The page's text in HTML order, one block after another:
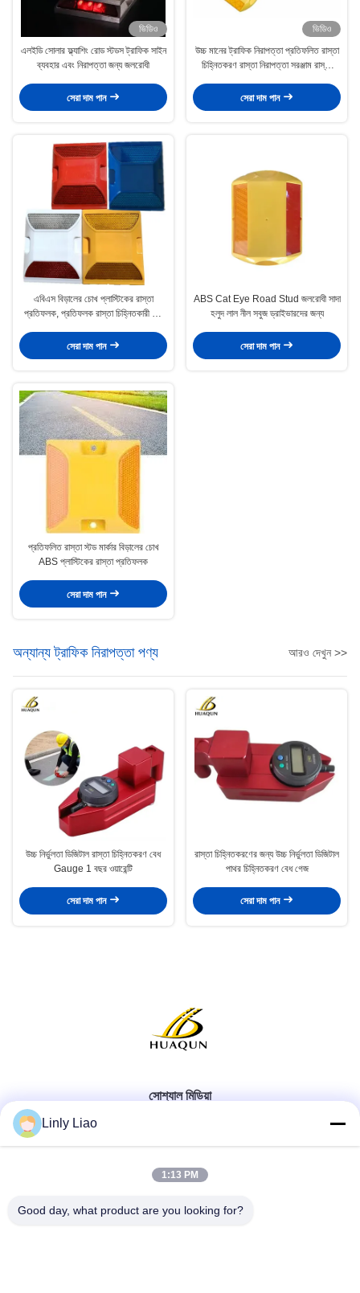
ভিডিও
এলইডি সোলার ফ্ল্যাশিং রোড স্টডস ট্রাফিক সাইন
ব্যবহার এবং নিরাপত্তা জন্য জলরোধী
সেরা দাম পান
ভিডিও
উচ্চ মানের ট্রাফিক নিরাপত্তা প্রতিফলিত রাস্তা
চিহ্নিতকরণ রাস্তা নিরাপত্তা সরঞ্জাম রাস্তা
সেরা দাম পান
এবিএস বিড়ালের চোখ প্লাস্টিকের রাস্তা
প্রতিফলক, প্রতিফলক রাস্তা চিহ্নিতকারী লাল
সেরা দাম পান
ABS Cat Eye Road Stud জলরোধী সাদা
হলুদ লাল নীল সবুজ ড্রাইভারদের জন্য
সেরা দাম পান
প্রতিফলিত রাস্তা স্টড মার্কার বিড়ালের চোখ
ABS প্লাস্টিকের রাস্তা প্রতিফলক
সেরা দাম পান
অন্যান্য ট্রাফিক নিরাপত্তা পণ্য আরও দেখুন >>
উচ্চ নির্ভুলতা ডিজিটাল রাস্তা চিহ্নিতকরণ বেধ
Gauge 1 বছর ওয়ারেন্টি
সেরা দাম পান
রাস্তা চিহ্নিতকরণের জন্য উচ্চ নির্ভুলতা ডিজিটাল
পাথর চিহ্নিতকরণ বেধ গেজ
সেরা দাম পান
সোশ্যাল মিডিয়া
দ্রুত যোগাযোগ
Linly Liao
1:13 PM
Good day, what product are you looking for?